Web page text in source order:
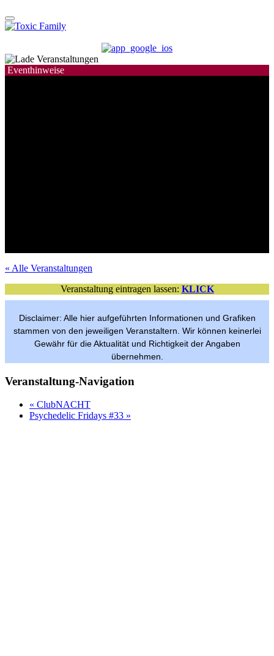
Eventhinweise
« Alle Veranstaltungen
Veranstaltung eintragen lassen: KLICK
Disclaimer: Alle hier aufgeführten Informationen und Grafiken
stammen von den jeweiligen Veranstaltern. Wir können keinerlei
Gewähr für die Aktualität und Richtigkeit der Angaben
übernehmen.
Veranstaltung-Navigation
« ClubNACHT
Psychedelic Fridays #33 »